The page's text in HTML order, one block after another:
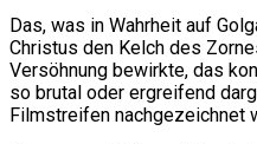
Das, was in Wahrheit auf
Christus den Kelch des
Versöhnung bewirkte, das
so brutal oder ergreifend
Filmstreifen nachgezeichnet